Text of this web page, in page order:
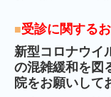
■受診に関する
新型コロナウイ
の混雑緩和を図
院をお願いして